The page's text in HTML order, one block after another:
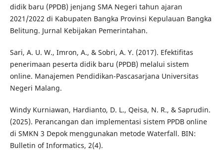
didik baru (PPDB) jenjang SMA Negeri tahun ajaran
2021/2022 di Kabupaten Bangka Provinsi Kepulauan Bangka
Belitung. Jurnal Kebijakan Pemerintahan.
Sari, A. U. W., Imron, A., & Sobri, A. Y. (2017). Efektifitas
penerimaan peserta didik baru (PPDB) melalui sistem
online. Manajemen Pendidikan-Pascasarjana Universitas
Negeri Malang.
Windy Kurniawan, Hardianto, D. L., Qeisa, N. R., & Saprudin.
(2025). Perancangan dan implementasi sistem PPDB online
di SMKN 3 Depok menggunakan metode Waterfall. BIN:
Bulletin of Informatics, 2(4).